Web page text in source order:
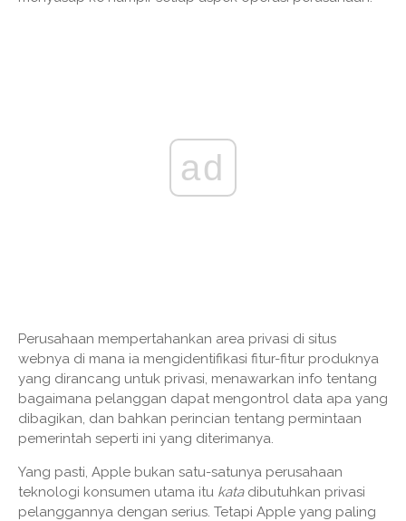
ad
Perusahaan mempertahankan area privasi di situs
webnya di mana ia mengidentifikasi fitur-fitur produknya
yang dirancang untuk privasi, menawarkan info tentang
bagaimana pelanggan dapat mengontrol data apa yang
dibagikan, dan bahkan perincian tentang permintaan
pemerintah seperti ini yang diterimanya.
Yang pasti, Apple bukan satu-satunya perusahaan
teknologi konsumen utama itu katadibutuhkan privasi
pelanggannya dengan serius. Tetapi Apple yang paling